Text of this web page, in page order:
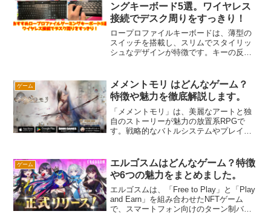
ングキーボード5選。ワイヤレス
接続でデスク周りをすっきり！
ロープロファイルキーボードは、薄型の
スイッチを搭載し、スリムでスタイリッ
シュなデザインが特徴です。キーの反応
ーンで活躍します。ただし、一般的なメ
カニカルキーボードと比較すると、打鍵
感が物足りないと感じることも。また、
選べるモデルが少ないのが現状です。今
回は、ワイヤレス接続対応のおすすめロ
ープロファイルゲーミングキーボードを
ゲーム
メメントモリ はどんなゲーム？
特徴や魅力を徹底解説します。
「メメントモリ」は、美麗なアートと独
自のストーリーが魅力の放置系RPGで
す。戦略的なバトルシステムやプレイヤ
ています。本記事では、ゲームの特徴や
序盤攻略のコツを詳しく解説！効率的に
進めるためのポイントを押さえて、メメ
ントモリの世界を存分に楽しみましょ
う！
ゲーム
エルゴスムはどんなゲーム？特徴
や6つの魅力をまとめました。
エルゴスムは、「Free to Play」と「Play
and Earn」を組み合わせたNFTゲーム
で、スマートフォン向けのターン制バト